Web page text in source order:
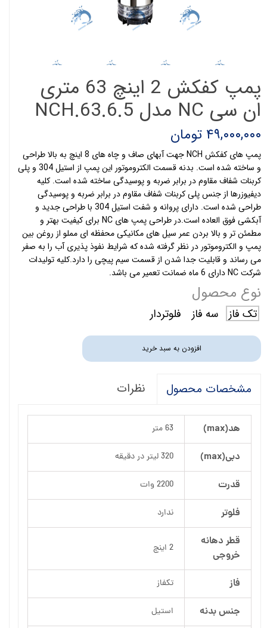
پمپ کفکش 2 اینچ 63 متری
ان سی NC مدل NCH.63.6.5
۴۹,۰۰۰,۰۰۰ تومان
پمپ های کفکش NCH جهت آبهای صاف و چاه های 8 اینچ به بالا طراحی
و ساخته شده است. بدنه قسمت الکتروموتور این پمپ از استیل 304 و پلی
کربنات شفاف مقاوم در برابر ضربه و پوسیدگی ساخته شده است. کلیه
دیفیوزرها از جنس پلی کربنات شفاف مقاوم در برابر ضربه و پوسیدگی
طراحی شده است. دارای پروانه و شفت استیل 304 با طراحی جدید و
آبکشی فوق العاده است.در طراحی پمپ های NC برای کیفیت بهتر و
مطمئن تر و بالا بردن عمر سیل های مکانیکی محفظه ای مملو از روغن بین
پمپ و الکتروموتور در نظر گرفته شده که شرایط نفوذ پذیری آب را به صفر
می رساند و قابلیت جدا شدن از قسمت سیم پیچی را دارد.کلیه تولیدات
شرکت NC دارای 6 ماه ضمانت تعمیر می باشد.
نوع محصول
تک فاز سه فاز فلوتردار
افزودن به سبد خرید
مشخصات محصول نظرات
هد(max) 63 متر
دبی(max) 320 لیتر در دقیقه
قدرت 2200 وات
فلوتر ندارد
قطر دهانه
خروجی
2 اینچ
فاز تکفاز
جنس بدنه استیل